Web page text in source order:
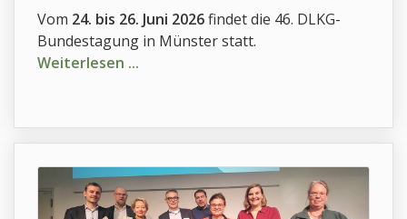
Vom 24. bis 26. Juni 2026findet die 46. DLKG-
Bundestagung in Münster statt.
Weiterlesen ...